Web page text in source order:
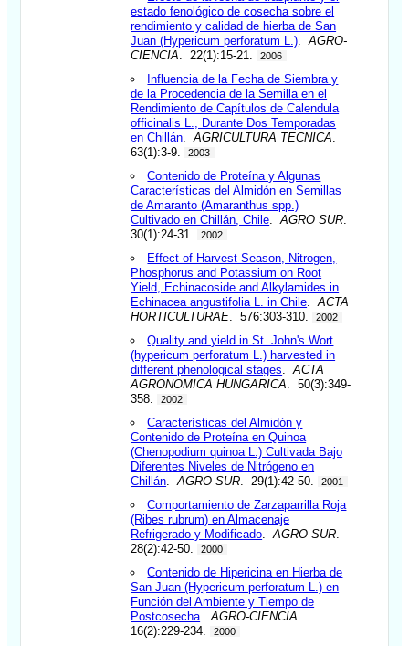
estado fenológico de cosecha sobre el
rendimiento y calidad de hierba de San
Juan (Hypericum perforatum L.) .AGRO-
CIENCIA . 22(1):15-21. 2006
Influencia de la Fecha de Siembra y
de la Procedencia de la Semilla en el
Rendimiento de Capítulos de Calendula
officinalis L., Durante Dos Temporadas
en Chillán .AGRICULTURA TECNICA
63(1):3-9.
2003
Contenido de Proteína y Algunas
Características del Almidón en Semillas
de Amaranto (Amaranthus spp.)
Cultivado en Chillán, Chile .AGRO SUR
30(1):24-31.
2002
Effect of Harvest Season, Nitrogen,
Phosphorus and Potassium on Root
Yield, Echinacoside and Alkylamides in
Echinacea angustifolia L. in Chile .ACTA
HORTICULTURAE . 576:303-310. 2002
Quality and yield in St. John's Wort
(hypericum perforatum L.) harvested in
different phenological stages .ACTA
AGRONOMICA HUNGARICA . 50(3):349-
358.
2002
Características del Almidón y
Contenido de Proteína en Quinoa
(Chenopodium quinoa L.) Cultivada Bajo
Diferentes Niveles de Nitrógeno en
Chillán .AGRO SUR . 29(1):42-50. 2001
Comportamiento de Zarzaparrilla Roja
(Ribes rubrum) en Almacenaje
Refrigerado y Modificado .AGRO SUR
28(2):42-50.
2000
Contenido de Hipericina en Hierba de
San Juan (Hypericum perforatum L.) en
Función del Ambiente y Tiempo de
Postcosecha .AGRO-CIENCIA
16(2):229-234.
2000